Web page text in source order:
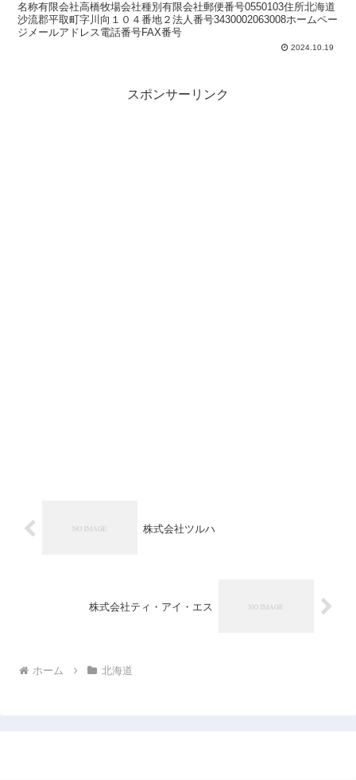
名称有限会社高橋牧場会社種別有限会社郵便番号0550103住所北海道
沙流郡平取町字川向１０４番地２法人番号3430002063008ホームペー
ジメールアドレス電話番号FAX番号
2024.10.19
スポンサーリンク
株式会社ツルハ
株式会社ティ・アイ・エス
ホーム 北海道